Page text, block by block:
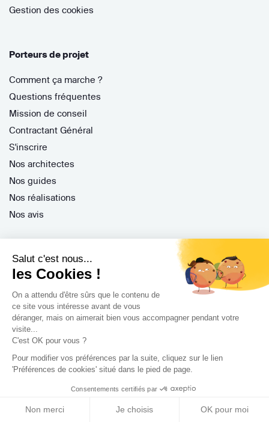
Salut c'est nous...
les Cookies !
On a attendu d'être sûrs que le contenu de
ce site vous intéresse avant de vous
déranger, mais on aimerait bien vous accompagner pendant votre
visite...
C'est OK pour vous ?
Pour modifier vos préférences par la suite, cliquez sur le lien
'Préférences de cookies' situé dans le pied de page.
Consentements certifiés par
Non merci Je choisis OK pour moi
Gestion des cookies
Porteurs de projet
Comment ça marche ?
Questions fréquentes
Mission de conseil
Contractant Général
S'inscrire
Nos architectes
Nos guides
Nos réalisations
Nos avis
Professionnels
Je suis architecte
Je suis une entreprise
Je suis un architecte d'intérieur
Je suis décorateur